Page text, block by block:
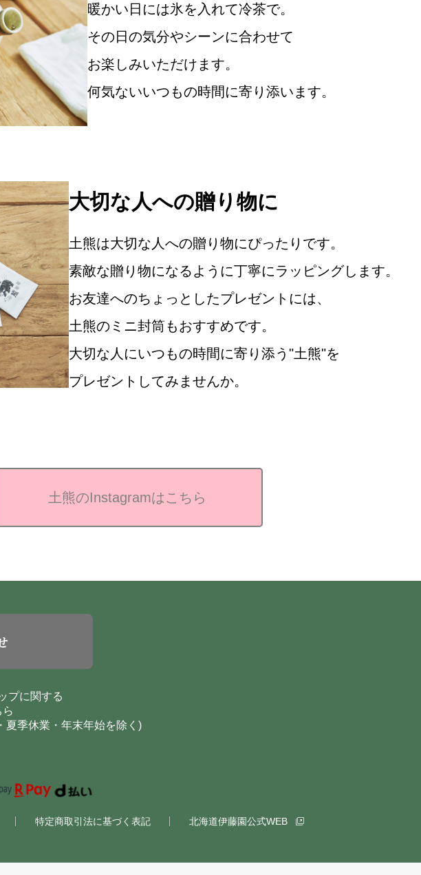
暖かい日には氷を入れて冷茶で。
その日の気分やシーンに合わせて
お楽しみいただけます。
何気ないいつもの時間に寄り添います。
大切な人への贈り物に
土熊は大切な人への贈り物にぴったりです。
素敵な贈り物になるように丁寧にラッピングします。
お友達へのちょっとしたプレゼントには、
土熊のミニ封筒もおすすめです。
大切な人にいつもの時間に寄り添う"土熊"を
プレゼントしてみませんか。
土熊のInstagramはこちら
プに関する
夏季休業・年末年始を除く)
特定商取引法に基づく表記 北海道伊藤園公式WEB